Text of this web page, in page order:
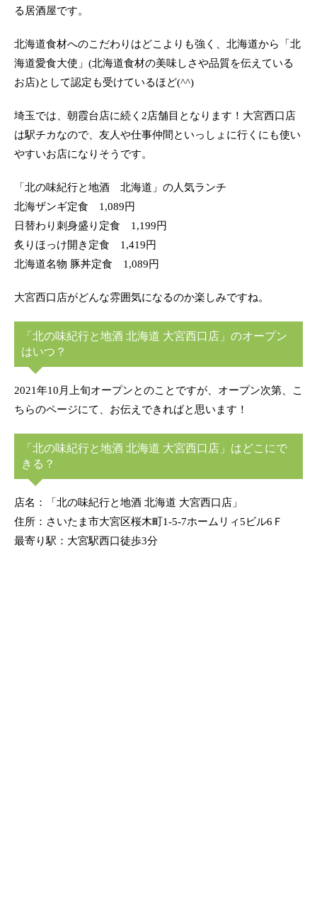
る居酒屋です。
北海道食材へのこだわりはどこよりも強く、北海道から「北
海道愛食大使」(北海道食材の美味しさや品質を伝えている
お店)として認定も受けているほど(^^)
埼玉では、朝霞台店に続く2店舗目となります！大宮西口店
は駅チカなので、友人や仕事仲間といっしょに行くにも使い
やすいお店になりそうです。
「北の味紀行と地酒 北海道」の人気ランチ
北海ザンギ定食 1,089円
日替わり刺身盛り定食 1,199円
炙りほっけ開き定食 1,419円
北海道名物 豚丼定食 1,089円
大宮西口店がどんな雰囲気になるのか楽しみですね。
「北の味紀行と地酒 北海道 大宮西口店」のオープン
はいつ？
2021年10月上旬オープンとのことですが、オープン次第、こ
ちらのページにて、お伝えできればと思います！
「北の味紀行と地酒 北海道 大宮西口店」はどこにで
きる？
店名：「北の味紀行と地酒 北海道 大宮西口店」
住所：さいたま市大宮区桜木町1-5-7ホームリィ5ビル6Ｆ
最寄り駅：大宮駅西口徒歩3分